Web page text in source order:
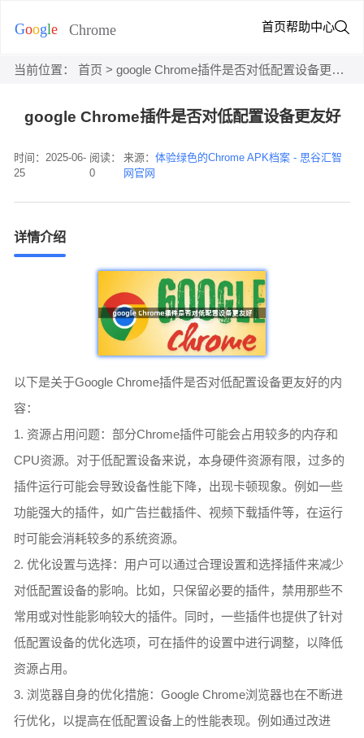
首页帮助中心
当前位置： 首页 > google Chrome插件是否对低配置设备更友好
google Chrome插件是否对低配置设备更友好
时间：2025-06-
25
阅读：
0
来源：体验绿色的Chrome APK档案 - 思谷汇智
网官网
详情介绍
以下是关于Google Chrome插件是否对低配置设备更友好的内
容：
1. 资源占用问题：部分Chrome插件可能会占用较多的内存和
CPU资源。对于低配置设备来说，本身硬件资源有限，过多的
插件运行可能会导致设备性能下降，出现卡顿现象。例如一些
功能强大的插件，如广告拦截插件、视频下载插件等，在运行
时可能会消耗较多的系统资源。
2. 优化设置与选择：用户可以通过合理设置和选择插件来减少
对低配置设备的影响。比如，只保留必要的插件，禁用那些不
常用或对性能影响较大的插件。同时，一些插件也提供了针对
低配置设备的优化选项，可在插件的设置中进行调整，以降低
资源占用。
3. 浏览器自身的优化措施：Google Chrome浏览器也在不断进
行优化，以提高在低配置设备上的性能表现。例如通过改进